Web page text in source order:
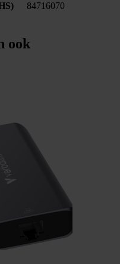
84716070
ook